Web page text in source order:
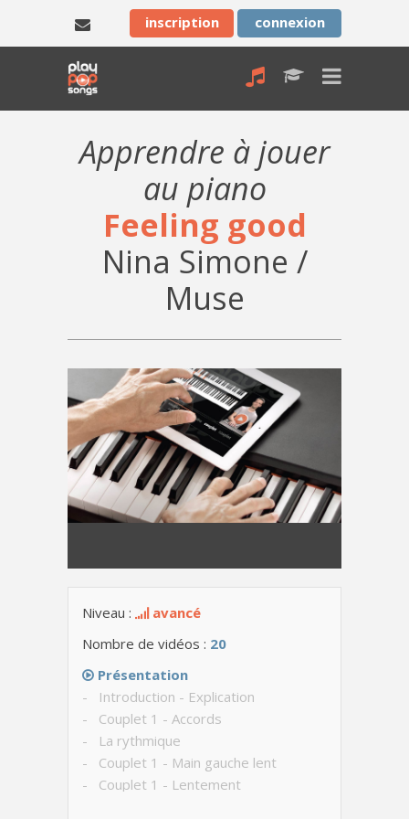
inscription connexion
Apprendre à jouer
au piano
Feeling good
Nina Simone /
Muse
Niveau :
avancé
Nombre de vidéos : 20
Présentation
- Introduction - Explication
- Couplet 1 - Accords
- La rythmique
- Couplet 1 - Main gauche lent
- Couplet 1 - Lentement